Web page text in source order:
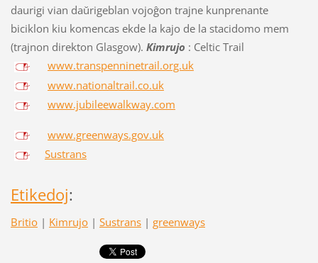
daurigi vian daŭrigeblan vojoĝon trajne kunprenante
biciklon kiu komencas ekde la kajo de la stacidomo mem
(trajnon direkton Glasgow). Kimrujo : Celtic Trail
www.transpenninetrail.org.uk
www.nationaltrail.co.uk
www.jubileewalkway.com
www.greenways.gov.uk
Sustrans
Etikedoj:
Britio | Kimrujo | Sustrans | greenways